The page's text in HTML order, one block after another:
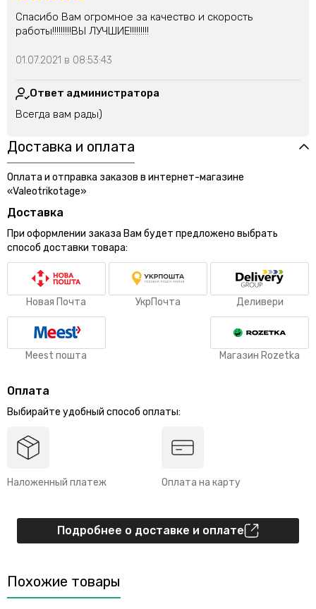
Спасибо Вам огромное за качество и скорость
работы!!!!!!!!!ВЫ ЛУЧШИЕ!!!!!!!!!
01.07.2021 в 08:53:43
Ответ администратора
Всегда вам рады)
Доставка и оплата
Оплата и отправка заказов в интернет-магазине
«Valeotrikotage»
Доставка
При оформлении заказа Вам будет предложено выбрать
способ доставки товара:
Новая Почта УкрПочта Деливери
Meest пошта Магазин Rozetka
Оплата
Выбирайте удобный способ оплаты:
Наложенный платеж Оплата на карту
Подробнее о доставке и оплате
Похожие товары